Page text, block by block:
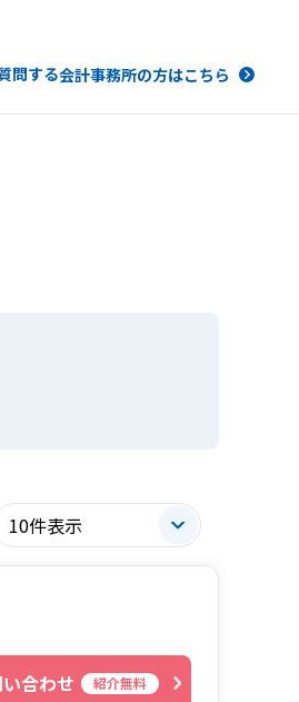
問する会計事務所の方はこちら
合わせ 紹介無料